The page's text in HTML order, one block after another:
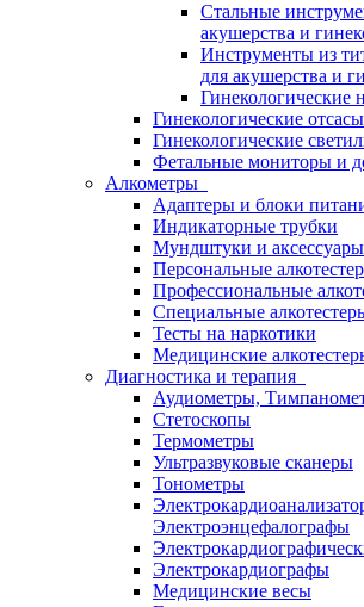
Стальные
акушерства и
Инструменты из
для акушерства и
Гинекологические
Гинекологические
Гинекологические
Фетальные мониторы и
Алкометры
Адаптеры и блоки
Индикаторные трубки
Мундштуки и аксессуары
Персональные
Профессиональные
Специальные
Тесты на наркотики
Медицинские
Диагностика и терапия
Аудиометры,
Стетоскопы
Термометры
Ультразвуковые сканеры
Тонометры
Электроэнцефалографы
Электрокардиографы
Медицинские весы